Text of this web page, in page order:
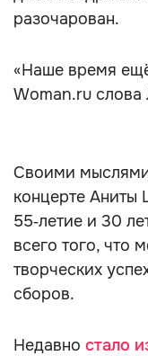
разочарован.
«Наше время
Woman.ru слова
Своими мыслями
концерте Аниты
55‑летие и 30
всего того, что
творческих
сборов.
Недавно стало